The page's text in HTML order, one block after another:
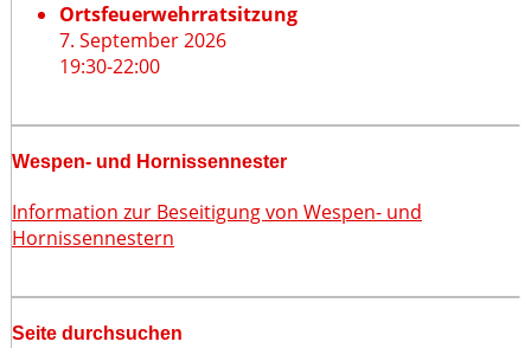
Ortsfeuerwehrratsitzung
7. September 2026
19:30-22:00
Wespen- und Hornissennester
Information zur Beseitigung von Wespen- und
Hornissennestern
Seite durchsuchen